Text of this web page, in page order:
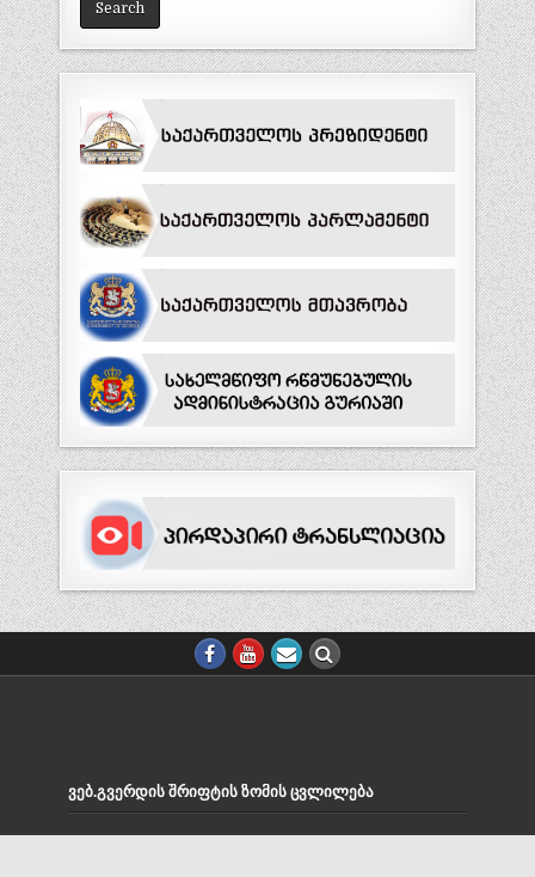
ᲕᲔᲑ.ᲒᲕᲔᲠᲓᲘᲡ ᲨᲠᲘᲤᲢᲘᲡ ᲖᲝᲛᲘᲡ ᲪᲕᲚᲘᲚᲔᲑᲐ
Decrease